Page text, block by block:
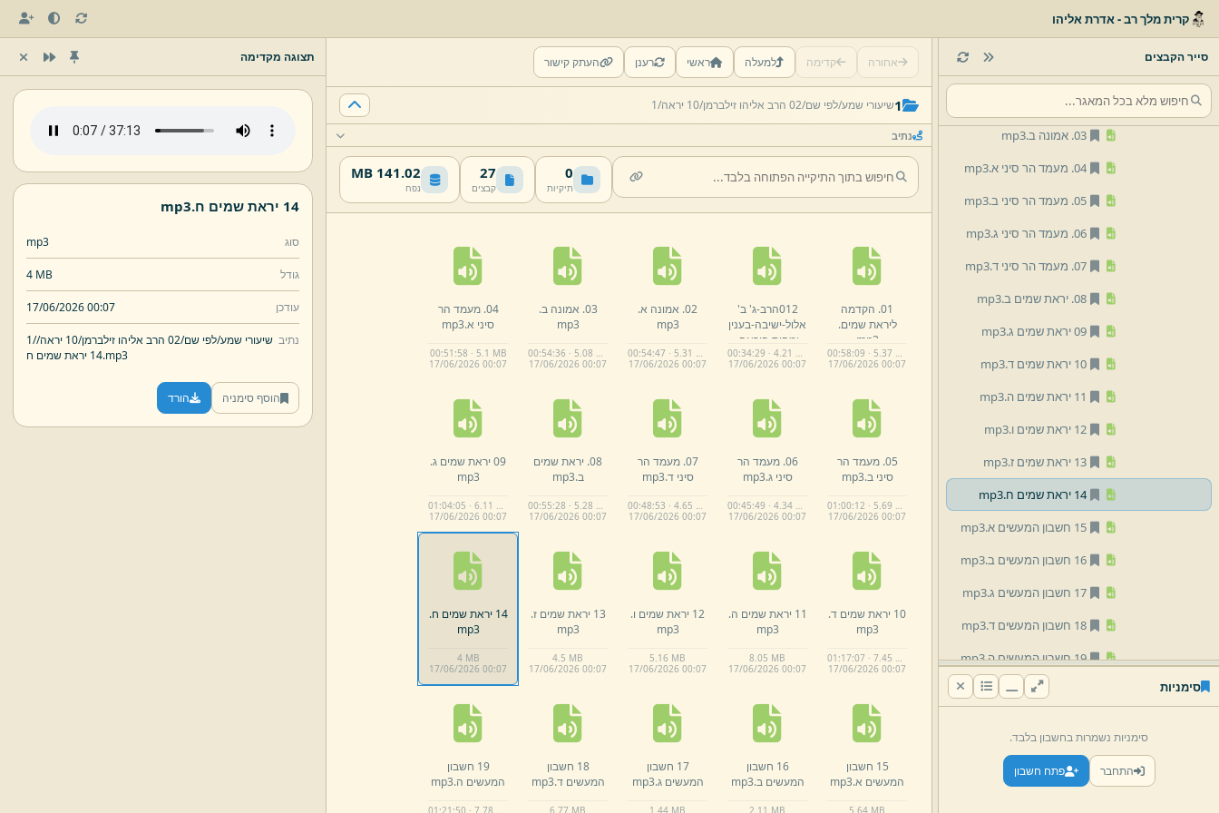
קרית מלך רב - אדרת אליהו
סייר הקבצים
mp3
ג' ב' אלול-ישיבה-
02.אמונה א.
03. אמונה ב.mp3
04. מעמד הר סיני א.mp3
05. מעמד הר סיני ב.mp3
06. מעמד הר סיני ג.mp3
07. מעמד הר סיני ד.mp3
08. יראת שמים ב.mp3
09 יראת שמים ג.
mp3
10 יראת שמים ד.
mp3
11 יראת שמים ה.
mp3
12 יראת שמים ו.
mp3
13 יראת שמים ז.
mp3
14 יראת שמים ח.
mp3
15 חשבון המעשים א.
mp3
16 חשבון המעשים ב.
mp3
17 חשבון המעשים ג.
mp3
18 חשבון המעשים ד.
mp3
19 חשבון המעשים ה.
mp3
בענין היראה 01.
mp3
בענין היראה 03.
mp3
סימניות
סימניות נשמרות בחשבון בלבד.
התחבר פתח חשבון
אחורה קדימה למעלה ראשי רענן העתק קישור
1שיעורי שמע/לפי שם/02 הרב אליהו זילברמן/ 10 יראה/ 1
נתיב
0
תיקיות
27
קבצים
141.02 MB
נפח
01. הקדמה
ליראת שמים.
mp3
00:58:09 · 5.37 MB
17/06/2026 00:07
012הרב-
ג' ב'
אלול-ישיבה-בענין
ומהות היראה.
mp3
00:34:29 · 4.21 MB
17/06/2026 00:07
02. אמונה א.
mp3
00:54:47 · 5.31 MB
17/06/2026 00:07
03. אמונה ב.
mp3
00:54:36 · 5.08 MB
17/06/2026 00:07
04. מעמד הר
סיני א.mp3
00:51:58 · 5.1 MB
17/06/2026 00:07
05. מעמד הר
סיני ב.mp3
01:00:12 · 5.69 MB
17/06/2026 00:07
06. מעמד הר
סיני ג.mp3
00:45:49 · 4.34 MB
17/06/2026 00:07
07. מעמד הר
סיני ד.mp3
00:48:53 · 4.65 MB
17/06/2026 00:07
08. יראת שמים
ב.mp3
00:55:28 · 5.28 MB
17/06/2026 00:07
09 יראת שמים ג.
mp3
01:04:05 · 6.11 MB
17/06/2026 00:07
10 יראת שמים ד.
mp3
01:17:07 · 7.45 MB
17/06/2026 00:07
11 יראת שמים ה.
mp3
8.05 MB
17/06/2026 00:07
12 יראת שמים ו.
mp3
5.16 MB
17/06/2026 00:07
13 יראת שמים ז.
mp3
4.5 MB
17/06/2026 00:07
14 יראת שמים ח.
mp3
4 MB
17/06/2026 00:07
15 חשבון
המעשים א.mp3
5. 64 MB
16 חשבון
המעשים ב.mp3
2. 11 MB
17 חשבון
המעשים ג.mp3
1. 44 MB
18 חשבון
המעשים ד.mp3
6. 77 MB
19 חשבון
המעשים ה.mp3
תצוגה מקדימה
14 יראת שמים ח. mp3
סוג mp3
גודל 4 MB
עודכן 17/06/2026 00:07
נתיב שיעורי שמע/לפי שם/02 הרב אליהו זילברמן/ 10 יראה/
1/
14 יראת שמים ח.mp3
הוסף סימניה הורד